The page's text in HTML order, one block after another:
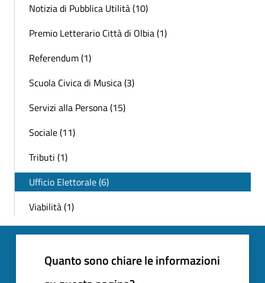
Notizia di Pubblica Utilità (10)
Premio Letterario Città di Olbia (1)
Referendum (1)
Scuola Civica di Musica (3)
Servizi alla Persona (15)
Sociale (11)
Tributi (1)
Ufficio Elettorale (6)
Viabilità (1)
Quanto sono chiare le informazioni